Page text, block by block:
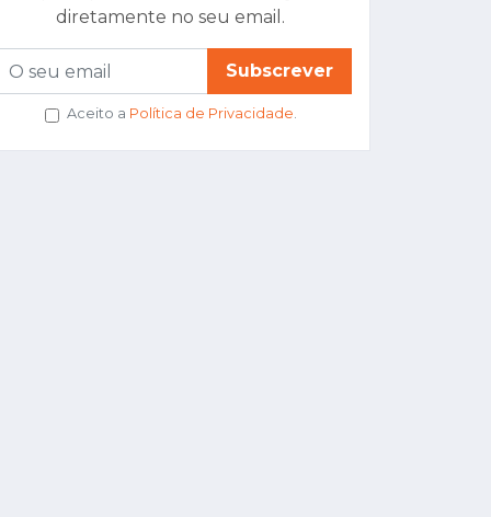
diretamente no seu email.
Subscrever
Aceito a Política de Privacidade.